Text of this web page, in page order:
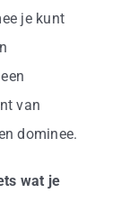
je kunt
van
dominee.
wat je